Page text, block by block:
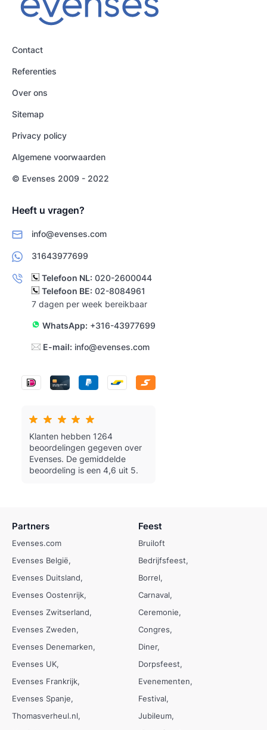
Contact
Referenties
Over ons
Sitemap
Privacy policy
Algemene voorwaarden
© Evenses 2009 - 2022
Heeft u vragen?
info@evenses.com
31643977699
Telefoon NL: 020-2600044
Telefoon BE: 02-8084961
7 dagen per week bereikbaar
WhatsApp: +316-43977699
E-mail: info@evenses.com
Klanten hebben 1264
beoordelingen gegeven over
Evenses. De gemiddelde
beoordeling is een 4,6 uit 5.
Partners
Evenses.com
Evenses België
Evenses Duitsland
Evenses Oostenrijk
Evenses Zwitserland
Evenses Zweden
Evenses Denemarken
Evenses UK
Evenses Frankrijk
Evenses Spanje
Thomasverheul.nl
Feest
Bruiloft
Bedrijfsfeest
Borrel
Carnaval
Ceremonie
Congres
Diner
Dorpsfeest
Evenementen
Festival
Jubileum